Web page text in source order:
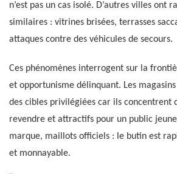
n’est pas un cas isolé. D’autres villes ont
similaires : vitrines brisées, terrasses
attaques contre des véhicules de secours.
Ces phénomènes interrogent sur la
et opportunisme délinquant. Les
des cibles privilégiées car ils concentrent
revendre et attractifs pour un public
marque, maillots officiels : le butin est
et monnayable.